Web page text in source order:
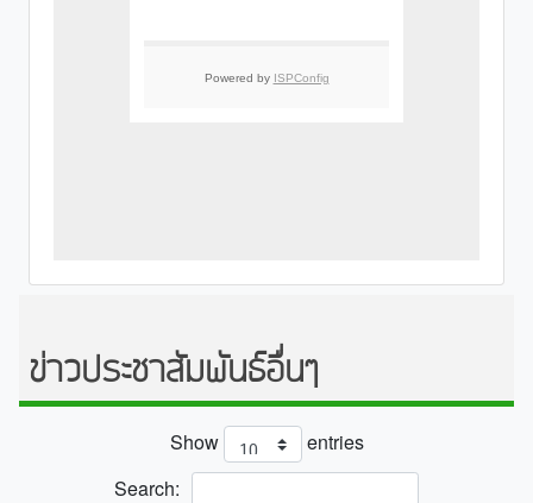
ข่าวประชาสัมพันธ์อื่นๆ
Show
entries
Search: